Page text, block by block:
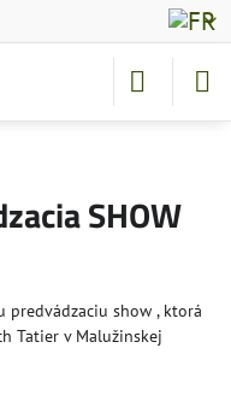
SHOW
predvádzaciu show , ktorá
Tatier v Malužinskej